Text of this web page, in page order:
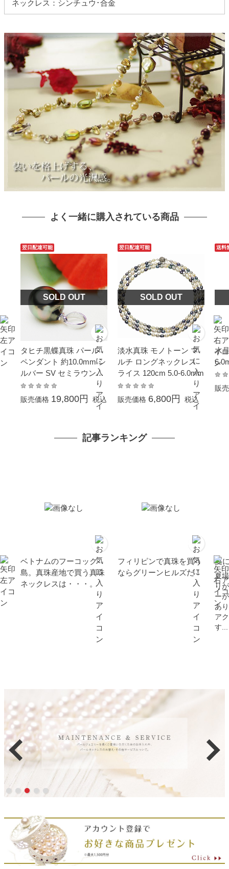
ネックレス：シンチュウ･合金
よく一緒に購入されている商品
翌日配達可能
SOLD OUT
タヒチ黒蝶真珠 パール
ペンダント 約10.0mm シ
ルバー SV セミラウンド
～ドロップ
販売価格 19,800円 税込
翌日配達可能
SOLD OUT
淡水真珠 モノトーン マ
ルチ ロングネックレス
ライス 120cm 5.0-6.0mm
販売価格 6,800円 税込
送料
水
販
記事ランキング
ベトナムのフーコック
島。真珠産地で買う真珠
ネックレスは・・・。
フィリピンで真珠を買う
ならグリーンヒルズだ！
夏
夏
り
ー
あ
ア
す...